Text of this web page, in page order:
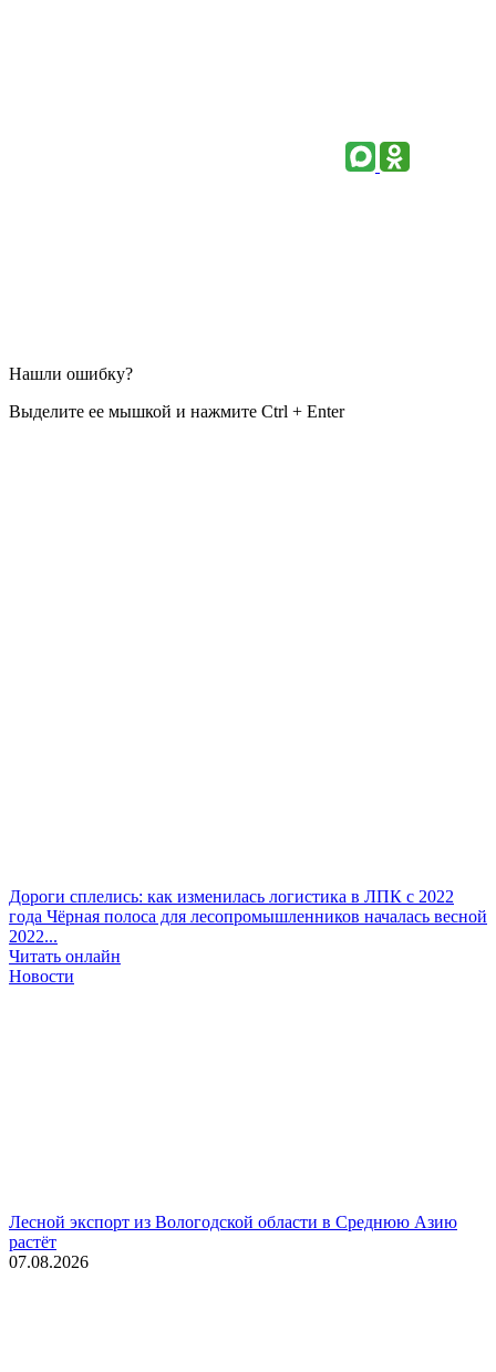
Нашли ошибку?
Выделите ее мышкой и нажмите Ctrl + Enter
Дороги сплелись: как изменилась логистика в ЛПК с 2022
года Чёрная полоса для лесопромышленников началась весной
2022...
Читать онлайн
Новости
Лесной экспорт из Вологодской области в Среднюю Азию
растёт
07.08.2026